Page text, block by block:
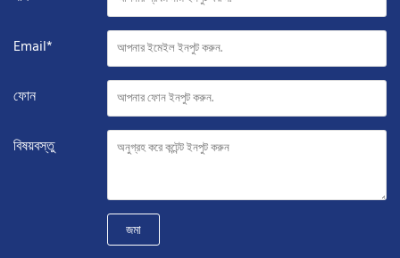
Email*
ফোন
বিষয়বস্তু
জমা